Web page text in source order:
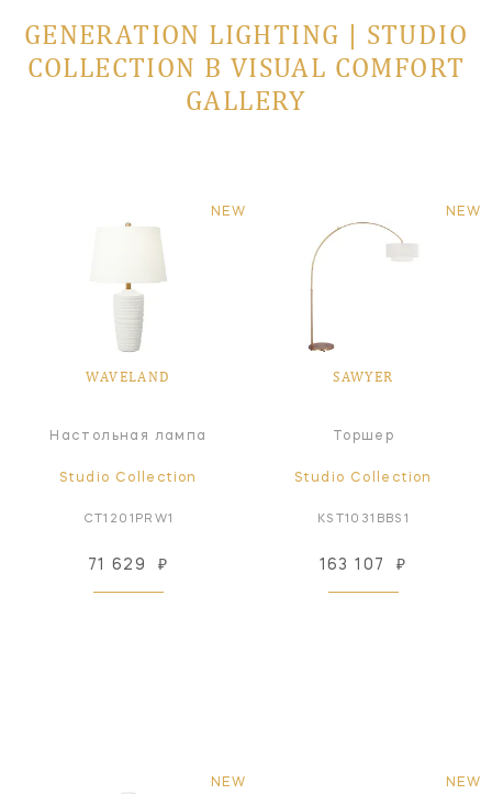
GENERATION LIGHTING | STUDIO
COLLECTION В VISUAL COMFORT
GALLERY
NEW
WAVELAND
Настольная лампа
Studio Collection
CT1201PRW1
71 629 ₽
NEW
SAWYER
Торшер
Studio Collection
KST1031BBS1
163 107 ₽
NEW NEW